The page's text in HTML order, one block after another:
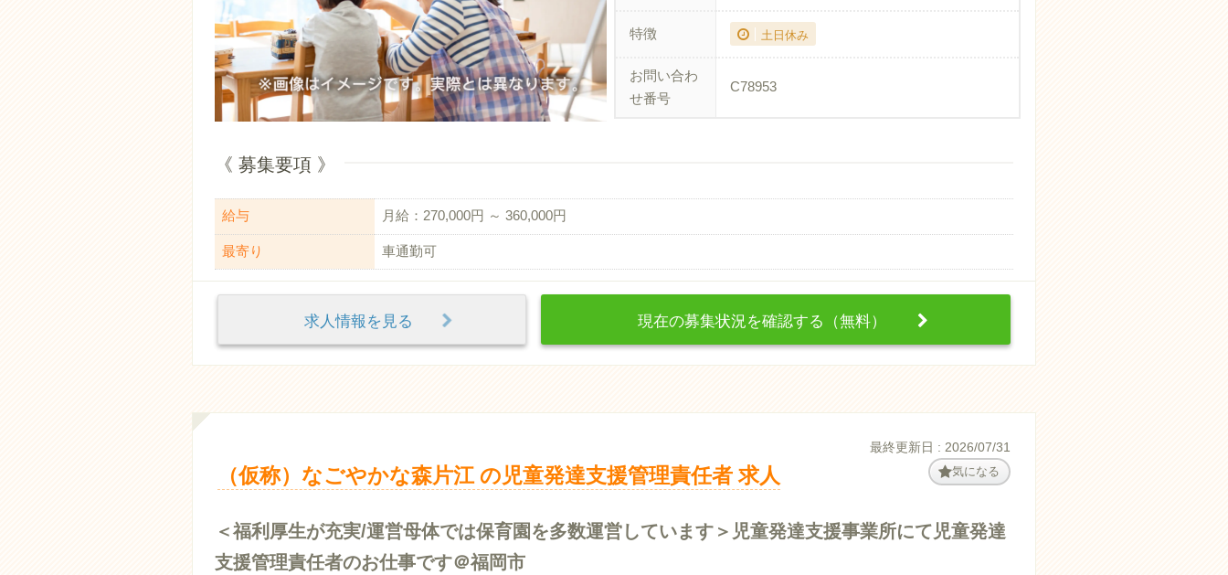
特徴 土日休み
お問い合わ
せ番号
C78953
《 募集要項 》
給与 月給：270,000円 ～ 360,000円
最寄り 車通勤可
求人情報を見る 現在の募集状況を確認する（無料）
最終更新日 : 2026/07/31
（仮称）なごやかな森片江 の児童発達支援管理責任者 求人 気になる
＜福利厚生が充実/運営母体では保育園を多数運営しています＞児童発達支援事業所にて児童発達
支援管理責任者のお仕事です＠福岡市